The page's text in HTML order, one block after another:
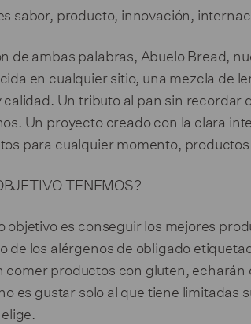
sabor, producto, innovación,
de ambas palabras, Abuelo Bread,
en cualquier sitio, una mezcla de
calidad. Un tributo al pan sin
Un proyecto creado con la clara
para cualquier momento, productos
TENEMOS?
objetivo es conseguir los mejores
de los alérgenos de obligado
comer productos con gluten,
es gustar solo al que tiene limitadas